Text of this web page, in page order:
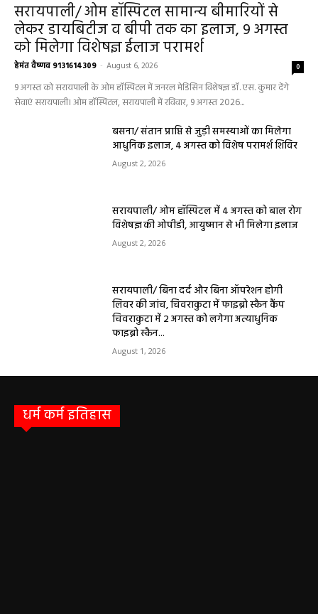
सरायपाली/ ओम हॉस्पिटल सामान्य बीमारियों से
लेकर डायबिटीज व बीपी तक का इलाज, 9 अगस्त
को मिलेगा विशेषज्ञ ईलाज परामर्श
हेमंत वैष्णव 9131614309 - August 6, 2026 0
9 अगस्त को सरायपाली के ओम हॉस्पिटल में जनरल मेडिसिन विशेषज्ञ डॉ. एस. कुमार देंगे
सेवाएं सरायपाली। ओम हॉस्पिटल, सरायपाली में रविवार, 9 अगस्त 2026...
बसना/ संतान प्राप्ति से जुड़ी समस्याओं का मिलेगा
आधुनिक इलाज, 4 अगस्त को विशेष परामर्श शिविर
August 2, 2026
सरायपाली/ ओम हॉस्पिटल में 4 अगस्त को बाल रोग
विशेषज्ञ की ओपीडी, आयुष्मान से भी मिलेगा इलाज
August 2, 2026
सरायपाली/ बिना दर्द और बिना ऑपरेशन होगी
लिवर की जांच, चिवराकुटा में फाइब्रो स्कैन कैंप
चिवराकुटा में 2 अगस्त को लगेगा अत्याधुनिक
फाइब्रो स्कैन...
August 1, 2026
धर्म कर्म इतिहास